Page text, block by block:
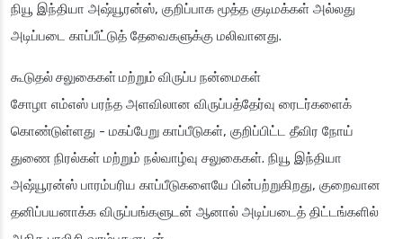
நியூ இந்தியா அஷ்யூரன்ஸ், குறிப்பாக மூத்த குடிமக்கள் அல்லது
அடிப்படை காப்பீட்டுத் தேவைகளுக்கு மலிவானது.
கூடுதல் சலுகைகள் மற்றும் விருப்ப நன்மைகள்
சோழா எம்எஸ் பரந்த அளவிலான விருப்பத்தேர்வு ரைடர்களைக்
கொண்டுள்ளது - மகப்பேறு காப்பீடுகள், குறிப்பிட்ட தீவிர நோய்
துணை நிரல்கள் மற்றும் நல்வாழ்வு சலுகைகள். நியூ இந்தியா
அஷ்யூரன்ஸ் பாரம்பரிய காப்பீடுகளையே பின்பற்றுகிறது, குறைவான
தனிப்பயனாக்க விருப்பங்களுடன் ஆனால் அடிப்படைத் திட்டங்களில்